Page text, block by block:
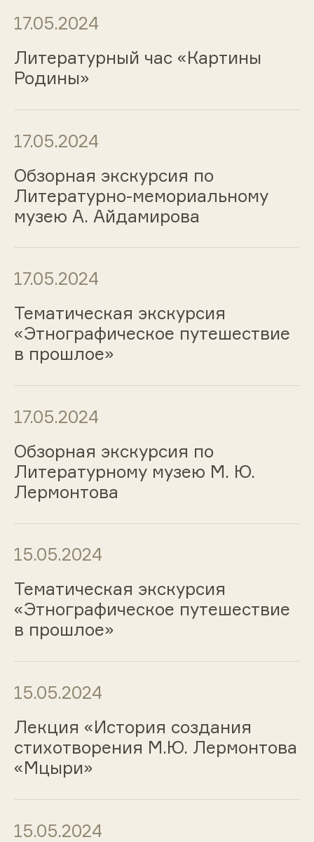
17.05.2024
Литературный час «Картины
Родины»
17.05.2024
Обзорная экскурсия по
Литературно-мемориальному
музею А. Айдамирова
17.05.2024
Тематическая экскурсия
«Этнографическое путешествие
в прошлое»
17.05.2024
Обзорная экскурсия по
Литературному музею М. Ю.
Лермонтова
15.05.2024
Тематическая экскурсия
«Этнографическое путешествие
в прошлое»
15.05.2024
Лекция «История создания
стихотворения М.Ю. Лермонтова
«Мцыри»
15.05.2024